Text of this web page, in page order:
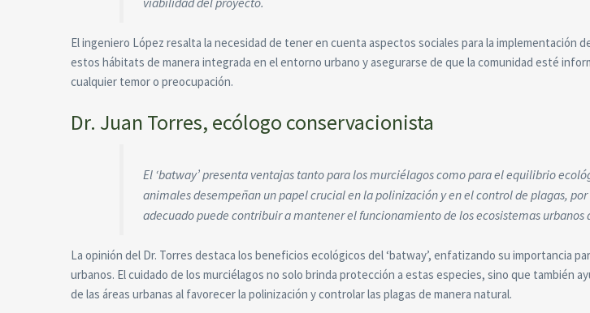
El ingeniero López resalta la necesidad de tener en cuenta aspectos sociales para la implementación
estos hábitats de manera integrada en el entorno urbano y asegurarse de que la comunidad esté
cualquier temor o preocupación.
Dr. Juan Torres, ecólogo conservacionista
El ‘batway’ presenta ventajas tanto para los murciélagos como para el equilibrio
animales desempeñan un papel crucial en la polinización y en el control de plagas,
adecuado puede contribuir a mantener el funcionamiento de los ecosistemas urbanos
La opinión del Dr. Torres destaca los beneficios ecológicos del ‘batway’, enfatizando su importancia
urbanos. El cuidado de los murciélagos no solo brinda protección a estas especies, sino que también
de las áreas urbanas al favorecer la polinización y controlar las plagas de manera natural.